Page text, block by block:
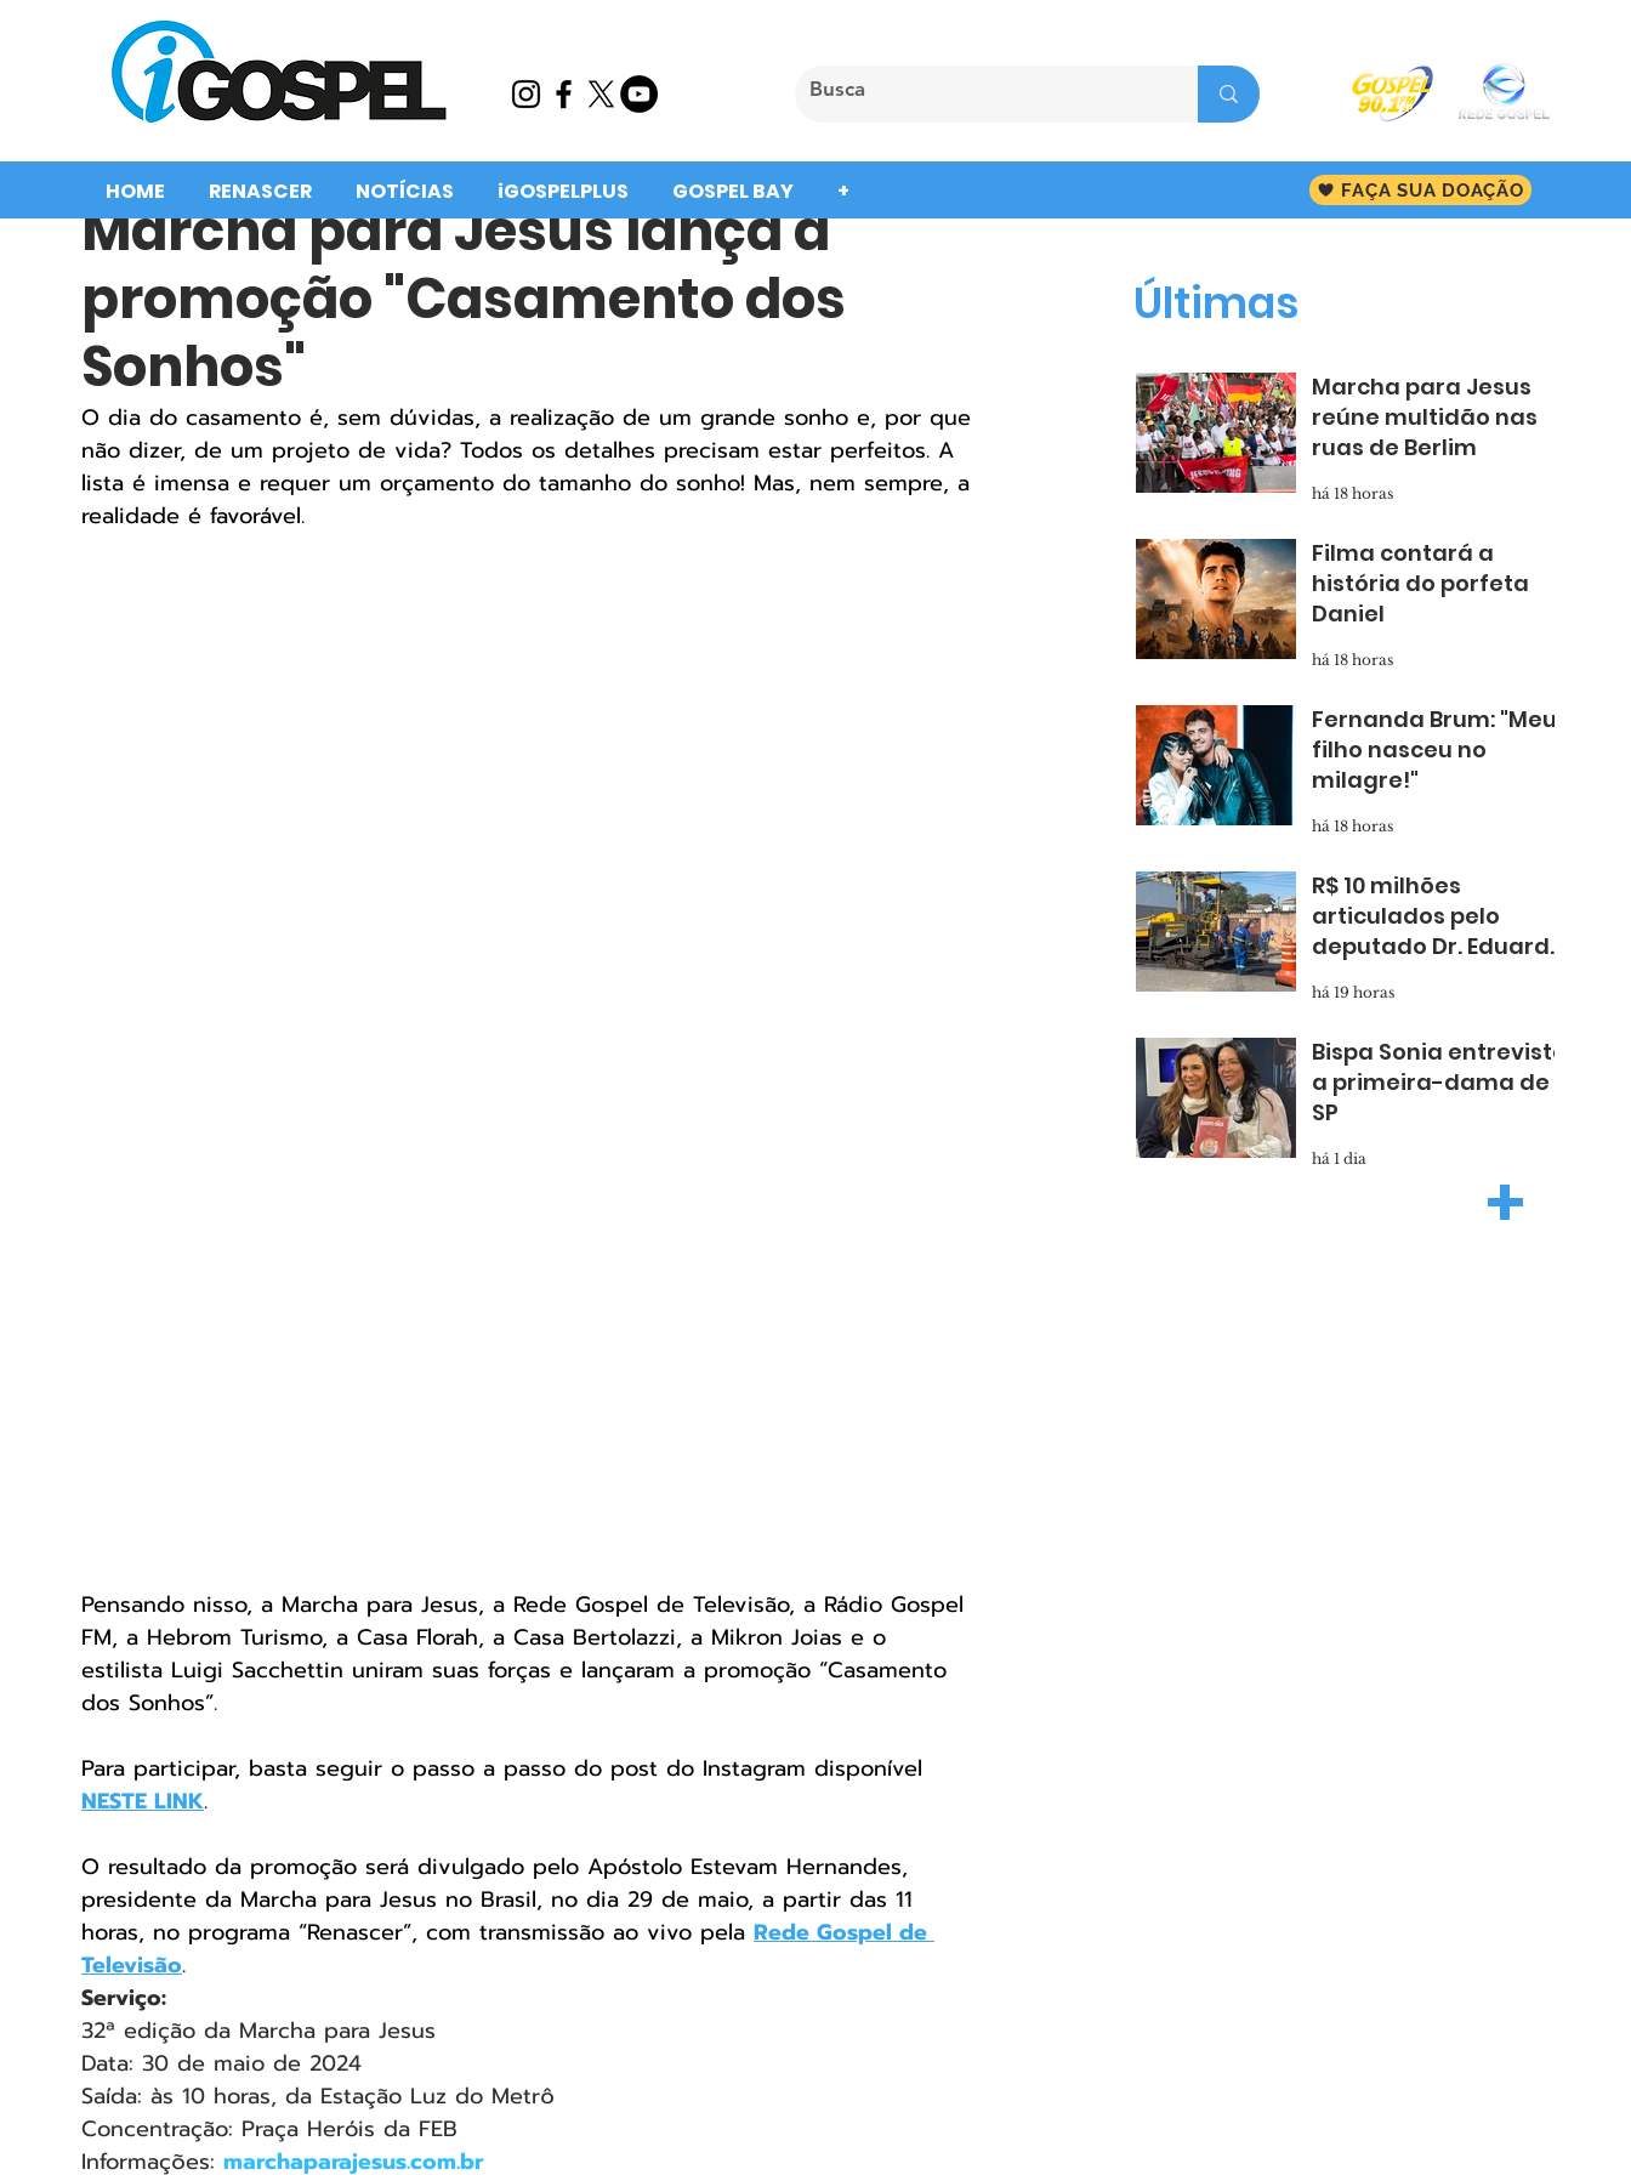
HOME RENASCER NOTÍCIAS iGOSPELPLUS GOSPEL BAY + FAÇA SUA DOAÇÃO
Marcha para Jesus lança a
promoção "Casamento dos
Sonhos"
O dia do casamento é, sem dúvidas, a realização de um grande sonho e, por que
não dizer, de um projeto de vida? Todos os detalhes precisam estar perfeitos. A
lista é imensa e requer um orçamento do tamanho do sonho! Mas, nem sempre, a
realidade é favorável.
Pensando nisso, a Marcha para Jesus, a Rede Gospel de Televisão, a Rádio Gospel
FM, a Hebrom Turismo, a Casa Florah, a Casa Bertolazzi, a Mikron Joias e o
estilista Luigi Sacchettin uniram suas forças e lançaram a promoção “Casamento
dos Sonhos”.
Para participar, basta seguir o passo a passo do post do Instagram disponível
NESTE LINK.
O resultado da promoção será divulgado pelo Apóstolo Estevam Hernandes,
presidente da Marcha para Jesus no Brasil, no dia 29 de maio, a partir das 11
horas, no programa “Renascer”, com transmissão ao vivo pela Rede Gospel de
Televisão.
Serviço:
32ª edição da Marcha para Jesus
Data: 30 de maio de 2024
Saída: às 10 horas, da Estação Luz do Metrô
Concentração: Praça Heróis da FEB
Informações: marchaparajesus.com.br
Marcha para Jesus
reúne multidão nas
ruas de Berlim
há 18 horas
Filma contará a
história do porfeta
Daniel
há 18 horas
Fernanda Brum: "Meu
filho nasceu no
milagre!"
há 18 horas
R$ 10 milhões
articulados pelo
deputado Dr. Eduardo
asfalto novo para
Taboão
há 19 horas
Bispa Sonia entrevista
a primeira-dama de
SP
há 1 dia
Últimas
+